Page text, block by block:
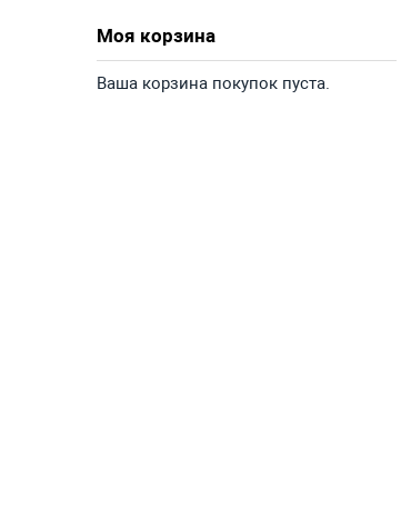
Моя корзина
Ваша корзина покупок пуста.